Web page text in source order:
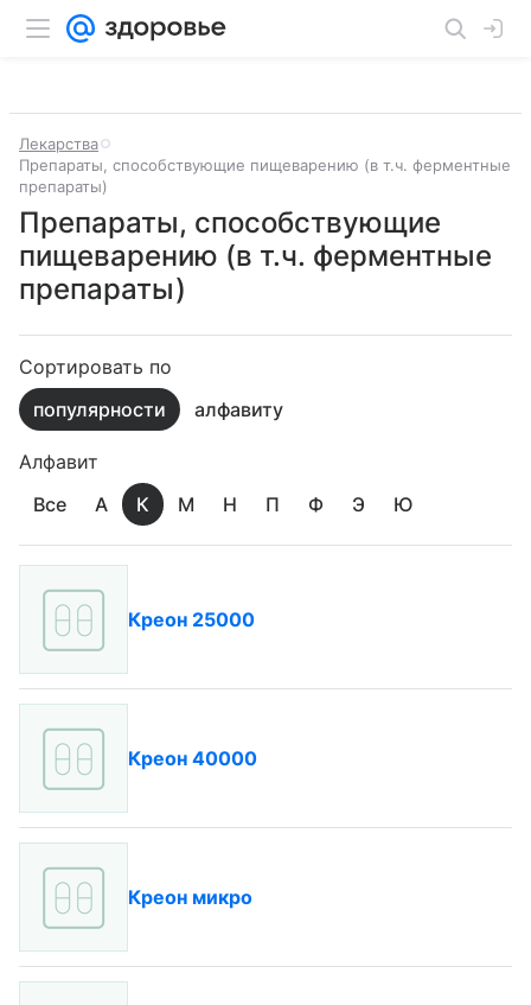
Лекарства
Препараты, способствующие пищеварению (в т.ч. ферментные
препараты)
Препараты, способствующие
пищеварению (в т.ч. ферментные
препараты)
Сортировать по
популярности
алфавиту
Алфавит
Все
А К М Н П Ф Э Ю
Креон 25000
Креон 40000
Креон микро